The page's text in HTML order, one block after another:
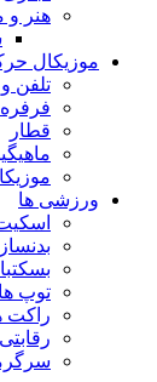
هنر و
موزیکال
تلفن و
فرفره
قطار
ورزشی ها
توپ ها
راکت ها
رقابتی